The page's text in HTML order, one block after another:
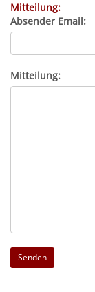
Mitteilung:
Absender Email:
Mitteilung: